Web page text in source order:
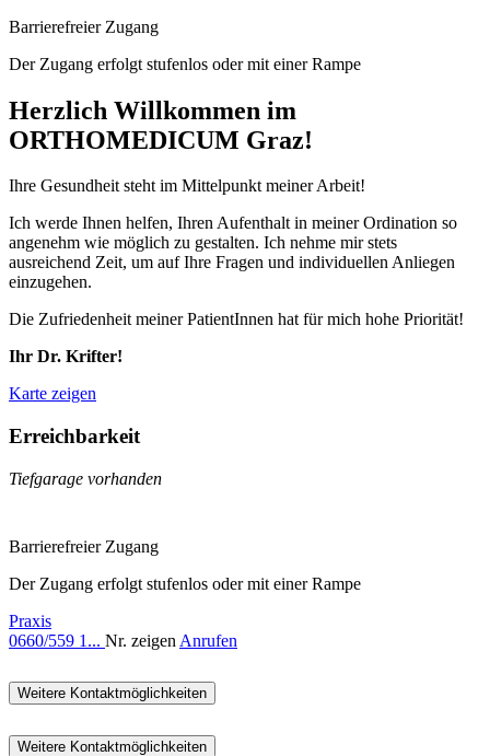
Barrierefreier Zugang
Der Zugang erfolgt stufenlos oder mit einer Rampe
Herzlich Willkommen im
ORTHOMEDICUM Graz!
Ihre Gesundheit steht im Mittelpunkt meiner Arbeit!
Ich werde Ihnen helfen, Ihren Aufenthalt in meiner Ordination so
angenehm wie möglich zu gestalten. Ich nehme mir stets
ausreichend Zeit, um auf Ihre Fragen und individuellen Anliegen
einzugehen.
Die Zufriedenheit meiner PatientInnen hat für mich hohe Priorität!
Ihr Dr. Krifter!
Karte zeigen
Erreichbarkeit
Tiefgarage vorhanden
Barrierefreier Zugang
Der Zugang erfolgt stufenlos oder mit einer Rampe
Praxis
0660/559 1... Nr. zeigen Anrufen
Weitere Kontaktmöglichkeiten
Weitere Kontaktmöglichkeiten